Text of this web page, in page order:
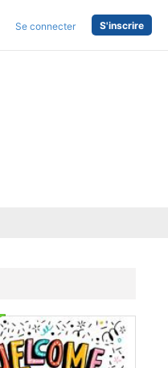
Se connecter S'inscrire